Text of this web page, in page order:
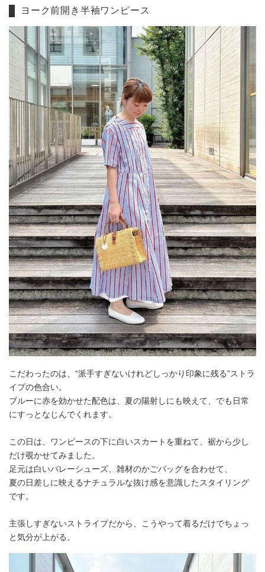
ヨーク前開き半袖ワンピース
こだわったのは、“派手すぎないけれどしっかり印象に残る”ストラ
イプの色合い。
ブルーに赤を効かせた配色は、夏の陽射しにも映えて、でも日常
にすっとなじんでくれます。
この日は、ワンピースの下に白いスカートを重ねて、裾から少し
だけ覗かせてみました。
足元は白いバレーシューズ、雑材のかごバッグを合わせて、
夏の日差しに映えるナチュラルな抜け感を意識したスタイリング
です。
主張しすぎないストライプだから、こうやって着るだけでちょっ
と気分が上がる。